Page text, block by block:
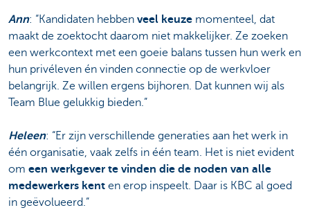
Ann: “Kandidaten hebben veel keuze momenteel, dat
maakt de zoektocht daarom niet makkelijker. Ze zoeken
een werkcontext met een goeie balans tussen hun werk en
hun privéleven én vinden connectie op de werkvloer
belangrijk. Ze willen ergens bijhoren. Dat kunnen wij als
Team Blue gelukkig bieden.”
Heleen: “Er zijn verschillende generaties aan het werk in
één organisatie, vaak zelfs in één team. Het is niet evident
om een werkgever te vinden die de noden van alle
medewerkers kent en erop inspeelt. Daar is KBC al goed
in geëvolueerd.”